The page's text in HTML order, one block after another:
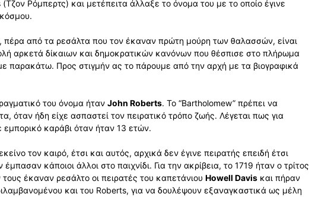
Ρόμπερτς) και μετέπειτα άλλαξε το όνομα του με το οποίο έγινε
από τα ρεσάλτα που τον έκαναν πρώτη μούρη των θαλασσών, είναι
αρκετά δίκαιων και δημοκρατικών κανόνων που θέσπισε στο πλήρωμα
παρακάτω. Προς στιγμήν ας το πάρουμε από την αρχή με τα βιογραφικά
του όνομα ήταν John Roberts. Το “Bartholomew” πρέπει να
όταν ήδη είχε ασπαστεί τον πειρατικό τρόπο ζωής. Λέγεται πως για
καράβι όταν ήταν 13 ετών.
τον καιρό, έτσι και αυτός, αρχικά δεν έγινε πειρατής επειδή έτσι
κάποιοι άλλοι στο παιχνίδι. Για την ακρίβεια, το 1719 ήταν ο τρίτος
έκαναν ρεσάλτο οι πειρατές του καπετάνιου Howell Davis και πήραν
και του Roberts, για να δουλέψουν εξαναγκαστικά ως μέλη